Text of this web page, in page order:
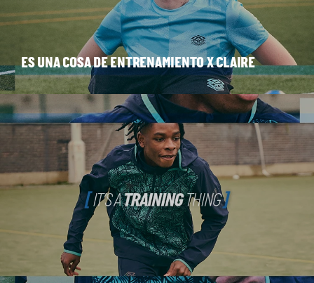
ES UNA COSA DE ENTRENAMIENTO X CLAIRE